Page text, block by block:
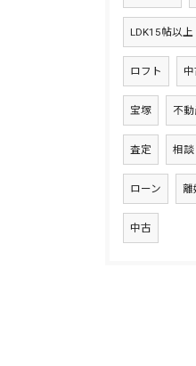
LDK15帖以上
ロフト
宝塚 不
査定 相談
ローン 離
中古